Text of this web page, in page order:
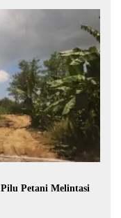
Petani Melintasi